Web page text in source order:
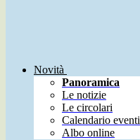
Novità
Panoramica
Le notizie
Le circolari
Calendario eventi
Albo online